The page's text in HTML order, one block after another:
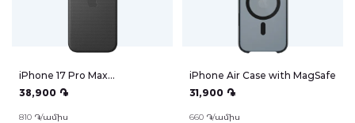
iPhone 17 Pro Max
TechWoven Case with
MagSafe
38,900 ֏
810 ֏/ամիս
iPhone Air Case with MagSafe
31,900 ֏
660 ֏/ամիս